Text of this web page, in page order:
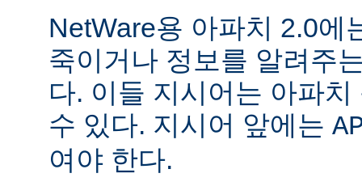
NetWare용 아파치 2.0에
죽이거나 정보를 알려주
다. 이들 지시어는 아파
수 있다. 지시어 앞에는
여야 한다.